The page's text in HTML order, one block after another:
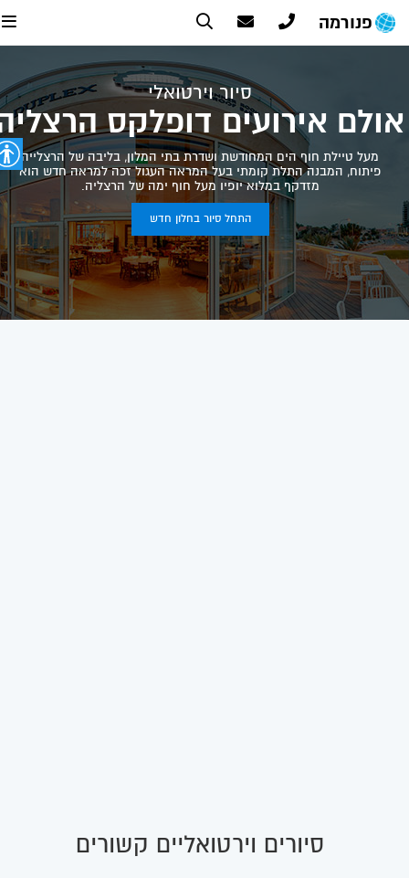
פנורמה
סיור וירטואלי
אירועים דופלקס הרצליה
מעל טיילת חוף הים המחודשת ושדרת בתי המלון, בליבה של הרצלייה
פיתוח, המבנה התלת קומתי בעל המראה העגול זכה למראה חדש הוא
מזדקף במלוא יופיו מעל חוף ימה של הרצליה.
התחל סיור בחלון חדש
סיורים וירטואליים קשורים